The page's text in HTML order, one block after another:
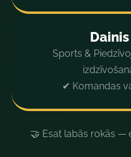
Sports &
✔ Komandas
🤝 Esat labās rokās —